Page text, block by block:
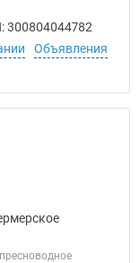
300804044782
Объявления